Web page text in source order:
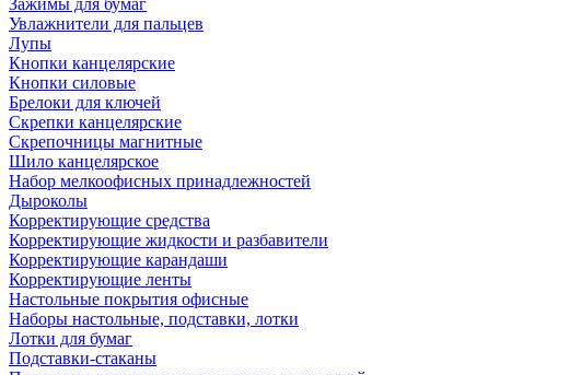
Зажимы для бумаг
Увлажнители для пальцев
Лупы
Кнопки канцелярские
Кнопки силовые
Брелоки для ключей
Скрепки канцелярские
Скрепочницы магнитные
Шило канцелярское
Набор мелкоофисных принадлежностей
Дыроколы
Корректирующие средства
Корректирующие жидкости и разбавители
Корректирующие карандаши
Корректирующие ленты
Настольные покрытия офисные
Наборы настольные, подставки, лотки
Лотки для бумаг
Подставки-стаканы